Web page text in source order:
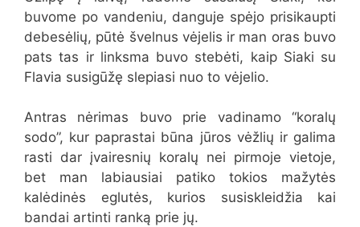
buvome po vandeniu, danguje spėjo prisikaupti
debesėlių, pūtė švelnus vėjelis ir man oras buvo
pats tas ir linksma buvo stebėti, kaip Siaki su
Flavia susigūžę slepiasi nuo to vėjelio.
Antras nėrimas buvo prie vadinamo “koralų
sodo”, kur paprastai būna jūros vėžlių ir galima
rasti dar įvairesnių koralų nei pirmoje vietoje,
bet man labiausiai patiko tokios mažytės
kalėdinės eglutės, kurios susiskleidžia kai
bandai artinti ranką prie jų.